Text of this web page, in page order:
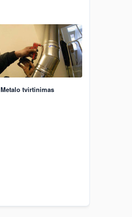
Metalo tvirtinimas